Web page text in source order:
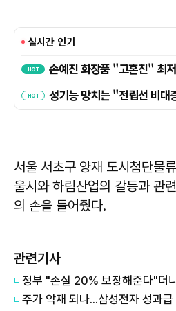
서울 서초구 양재 도시첨단물
울시와 하림산업의 갈등과 관
의 손을 들어줬다.
관련기사